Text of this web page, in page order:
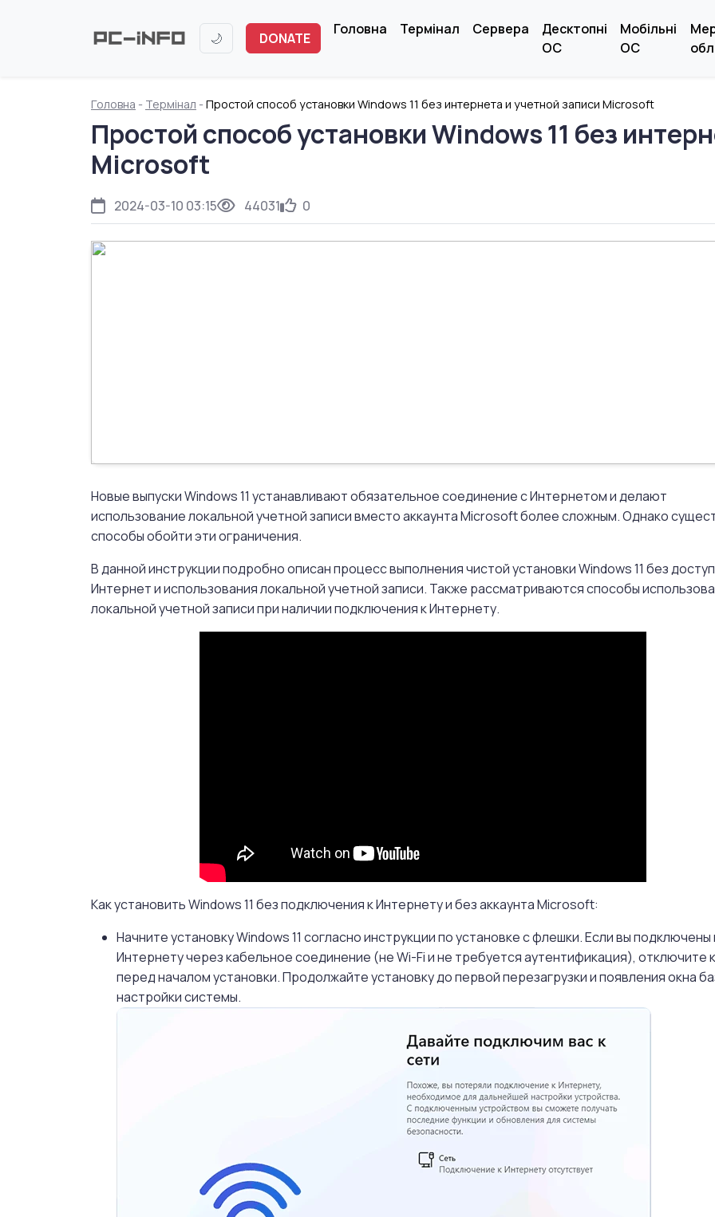
🌙 DONATE
Головна Термінал Сервера
Десктопні
ОС
Мобільні
ОС
Головна - Термінал -Простой способ установки Windows 11 без интернета и учетной записи Microsoft
Простой способ установки Windows 11 без
Microsoft
2024-03-10 03:15 44031 0
Новые выпуски Windows 11 устанавливают обязательное соединение с Интернетом и делают
использование локальной учетной записи вместо аккаунта Microsoft более сложным. Однако
способы обойти эти ограничения.
В данной инструкции подробно описан процесс выполнения чистой установки Windows 11 без
Интернет и использования локальной учетной записи. Также рассматриваются способы
локальной учетной записи при наличии подключения к Интернету.
Как установить Windows 11 без подключения к Интернету и без аккаунта Microsoft:
Начните установку Windows 11 согласно инструкции по установке с флешки. Если вы подключены
Интернету через кабельное соединение (не Wi-Fi и не требуется аутентификация), отключите
перед началом установки. Продолжайте установку до первой перезагрузки и появления окна
настройки системы.